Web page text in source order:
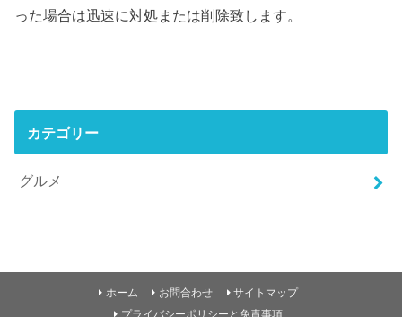
った場合は迅速に対処または削除致します。
カテゴリー
グルメ
ホーム お問合わせ
サイトマップ
プライバシーポリシーと免責事項